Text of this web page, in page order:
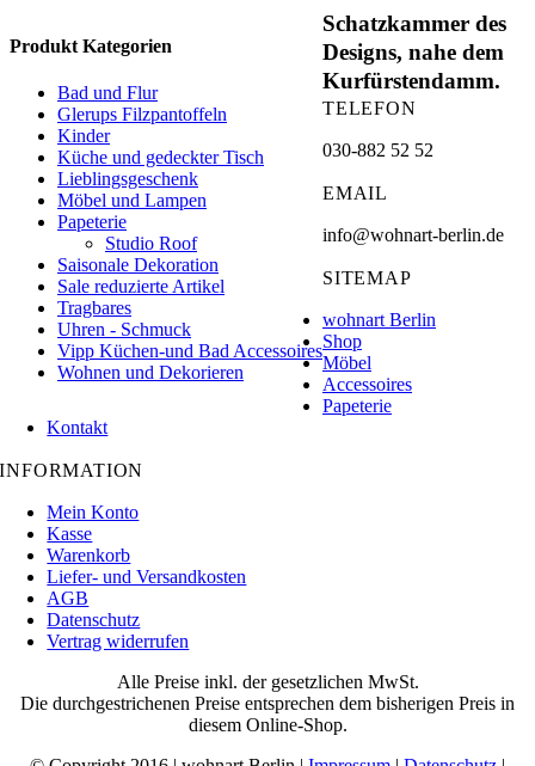
Produkt Kategorien
Bad und Flur
Glerups Filzpantoffeln
Kinder
Küche und gedeckter Tisch
Lieblingsgeschenk
Möbel und Lampen
Papeterie
Studio Roof
Saisonale Dekoration
Sale reduzierte Artikel
Tragbares
Uhren - Schmuck
Vipp Küchen-und Bad Accessoires
Wohnen und Dekorieren
Schatzkammer des
Designs, nahe dem
Kurfürstendamm.
TELEFON
030-882 52 52
EMAIL
info@wohnart-berlin.de
SITEMAP
wohnart Berlin
Shop
Möbel
Accessoires
Papeterie
Kontakt
INFORMATION
Mein Konto
Kasse
Warenkorb
Liefer- und Versandkosten
AGB
Datenschutz
Vertrag widerrufen
Alle Preise inkl. der gesetzlichen MwSt.
Die durchgestrichenen Preise entsprechen dem bisherigen Preis in
diesem Online-Shop.